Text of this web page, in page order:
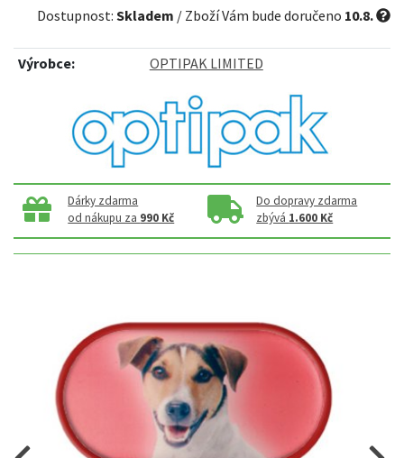
Dostupnost: Skladem / Zboží Vám bude doručeno 10.8.
Výrobce: OPTIPAK LIMITED
Dárky zdarma
od nákupu za 990 Kč
Do dopravy zdarma
zbývá 1.600 Kč